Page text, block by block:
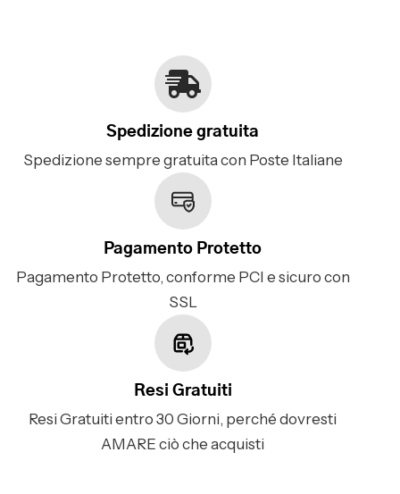
Spedizione gratuita
Spedizione sempre gratuita con Poste Italiane
Pagamento Protetto
Pagamento Protetto, conforme PCI e sicuro con
SSL
Resi Gratuiti
Resi Gratuiti entro 30 Giorni, perché dovresti
AMARE ciò che acquisti